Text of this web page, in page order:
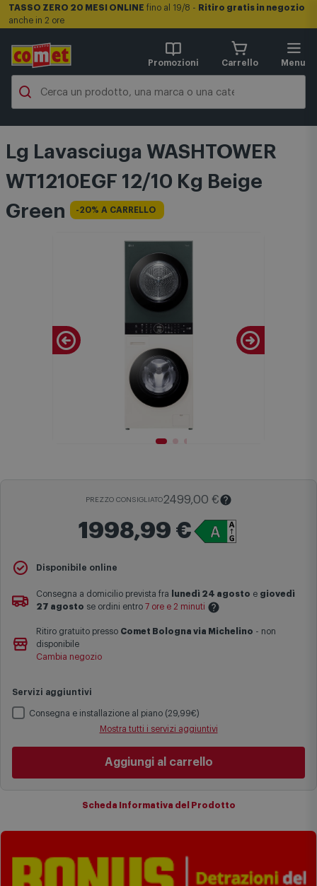
TASSO ZERO 20 MESI ONLINE fino al 19/8 - Ritiro gratis in negozio
anche in 2 ore
Promozioni Carrello Menu
Lg Lavasciuga WASHTOWER
WT1210EGF 12/10 Kg Beige
Green
-20% A CARRELLO
PREZZO CONSIGLIATO2499,00 €
1998,99 €
Il Prezzo Consigliato
dal produttore e viene mostrato al fine di fornire un confronto con il
prezzo finale di vendita anche in assenza di sconti.
Maggiori informazioni
Disponibile online
Consegna a domicilio prevista fra lunedì 24 agosto e giovedì
27 agosto se ordini entro 7 ore e 2 minuti
Le date previste per la consegna sono una stima approssimativa
basata sulle statistiche di consegna in possesso di Comet.
complesse come isole e regioni montane, consegna nei periodi
festivi e ricorrenze principali o in circostanze eccezionali).
prenotazione verranno spediti a partire dalla data di uscita indicata
nella pagina del prodotto.
Ritiro gratuito presso Comet Bologna via Michelino - non
disponibile
Cambia negozio
Servizi aggiuntivi
Consegna e installazione al piano (29,99€)
Mostra tutti i servizi aggiuntivi
Aggiungi al carrello
Scheda Informativa del Prodotto